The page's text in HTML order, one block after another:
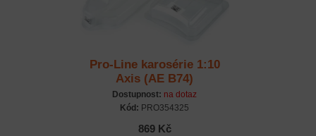
Pro-Line karosérie 1:10
Axis (AE B74)
Dostupnost: na dotaz
Kód: PRO354325
869 Kč